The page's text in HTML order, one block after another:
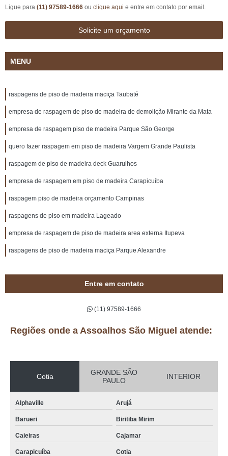
Ligue para (11) 97589-1666 ou clique aqui e entre em contato por email.
Solicite um orçamento
MENU
raspagens de piso de madeira maciça Taubaté
empresa de raspagem de piso de madeira de demolição Mirante da Mata
empresa de raspagem piso de madeira Parque São George
quero fazer raspagem em piso de madeira Vargem Grande Paulista
raspagem de piso de madeira deck Guarulhos
empresa de raspagem em piso de madeira Carapicuíba
raspagem piso de madeira orçamento Campinas
raspagens de piso em madeira Lageado
empresa de raspagem de piso de madeira area externa Itupeva
raspagens de piso de madeira maciça Parque Alexandre
Entre em contato
(11) 97589-1666
Regiões onde a Assoalhos São Miguel atende:
Cotia
GRANDE SÃO
PAULO
INTERIOR
Alphaville Arujá
Barueri Biritiba Mirim
Caieiras Cajamar
Carapicuíba Cotia